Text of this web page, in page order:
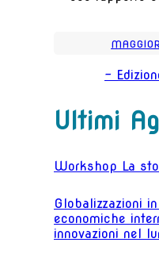
-
Ultimi
Workshop La
Globalizzazioni
economiche
innovazioni nel